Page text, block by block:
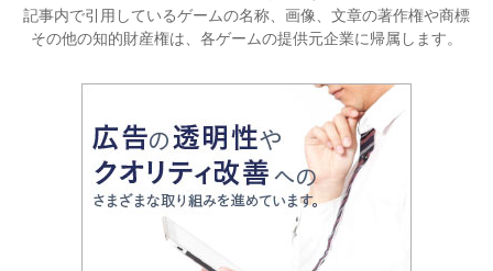
記事内で引用しているゲームの名称、画像、文章の著作権や商標
その他の知的財産権は、各ゲームの提供元企業に帰属します。